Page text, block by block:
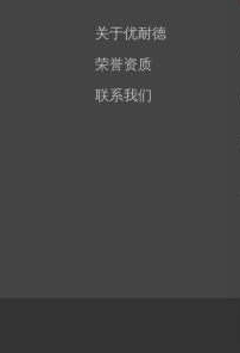
关于优耐德
荣誉资质
联系我们